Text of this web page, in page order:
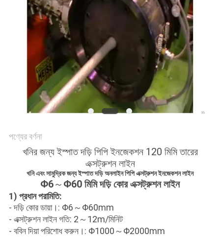
গোপনীয়তা
পণ্যের বর্ণনা
খনির জন্য ইস্পাত দড়ি পিপি ইনজেকশন 120 মিমি তারের
এক্সট্রুশন লাইন
খনি এবং সামুদ্রিক জন্য ইস্পাত দড়ি অনলাইন পিপি এক্সট্রুশন ইনজেকশন লাইন
Φ6～ Φ60 মিমি দড়ি কোর এক্সট্রুশন লাইন
1) প্রধান পরামিতি:
- দড়ি কোর ডায়া।: Φ6～Φ60mm
- এক্সট্রুশন লাইন গতি: 2～12m/মিনিট
- ববিন দিয়া পরিশোধ করুন।: Φ1000～Φ2000mm